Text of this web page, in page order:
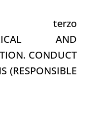
terzo
AND
CONDUCT
(RESPONSIBLE